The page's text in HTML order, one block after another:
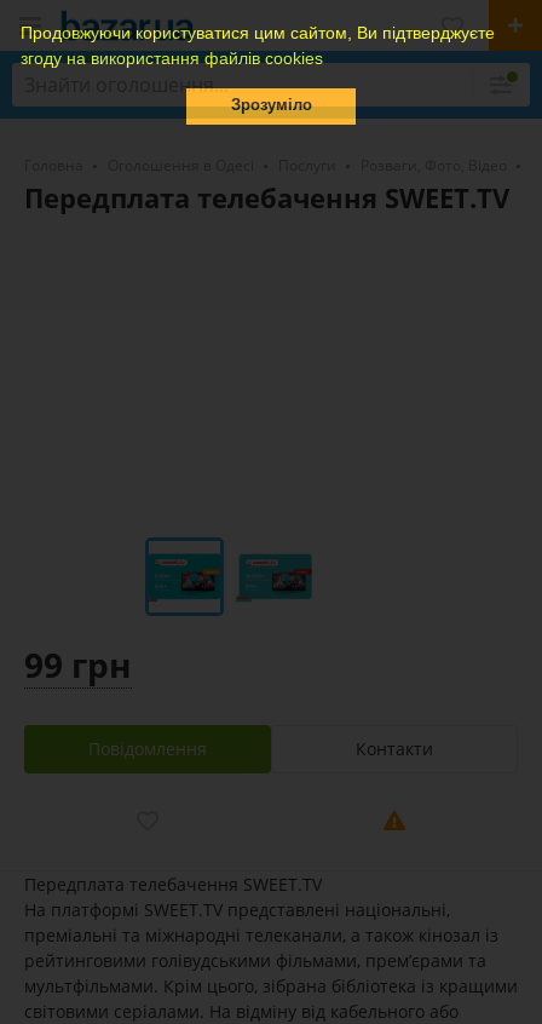
Продовжуючи користуватися цим сайтом, Ви підтверджуєте
згоду на використання файлів cookies
Зрозуміло
Передплата телебачення SWEET.TV
99 грн
Повідомлення Контакти
Передплата телебачення SWEET.TV
На платформі SWEET.TV представлені національні,
преміальні та міжнародні телеканали, а також кінозал із
рейтинговими голівудськими фільмами, прем’єрами та
мультфільмами. Крім цього, зібрана бібліотека із кращими
світовими серіалами. На відміну від кабельного або